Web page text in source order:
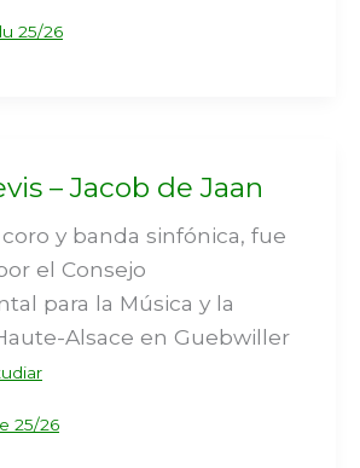
25/26
– Jacob de Jaan
y banda sinfónica, fue
el Consejo
para la Música y la
Alsace en Guebwiller
25/26